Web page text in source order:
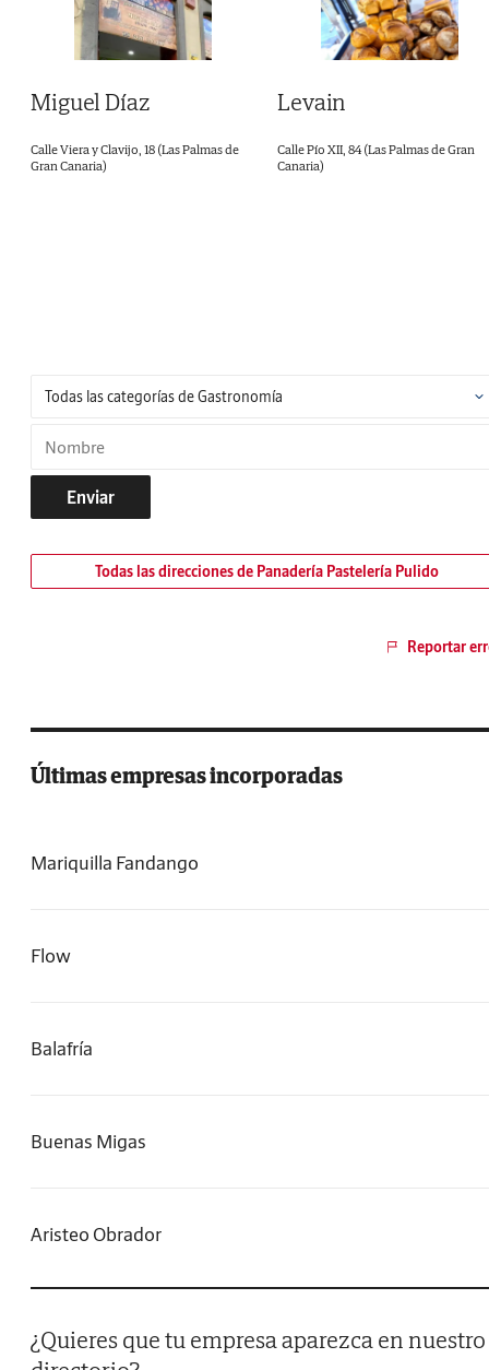
Miguel Díaz
Calle Viera y Clavijo, 18 (Las Palmas de
Gran Canaria)
Levain
Calle Pío XII, 84 (Las Palmas de Gran
Canaria)
Enviar
Todas las direcciones de Panadería Pastelería Pulido
Reportar
Últimas empresas incorporadas
Mariquilla Fandango
Flow
Balafría
Buenas Migas
Aristeo Obrador
¿Quieres que tu empresa aparezca en nuestro